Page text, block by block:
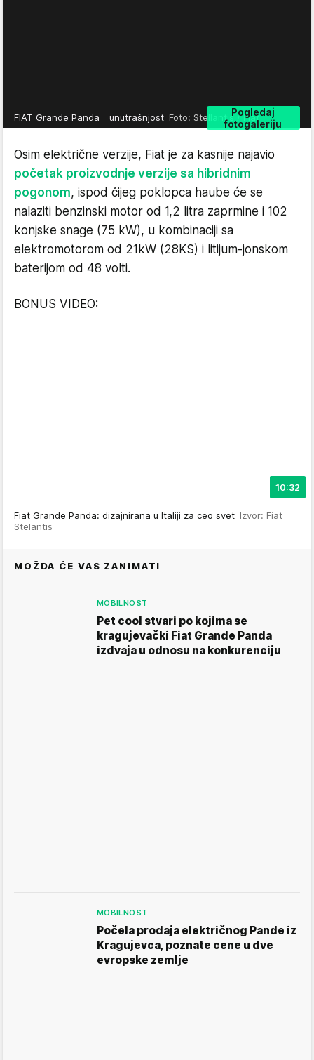
Pogledaj
fotogaleriju
FIAT Grande Panda _ unutrašnjost Foto: Stellantis / Fiat
Osim električne verzije, Fiat je za kasnije najavio
početak proizvodnje verzije sa hibridnim
pogonom, ispod čijeg poklopca haube će se
nalaziti benzinski motor od 1,2 litra zaprmine i 102
konjske snage (75 kW), u kombinaciji sa
elektromotorom od 21kW (28KS) i litijum-jonskom
baterijom od 48 volti.
BONUS VIDEO:
10:32
Fiat Grande Panda: dizajnirana u Italiji za ceo svet Izvor: Fiat
Stelantis
MOŽDA ĆE VAS ZANIMATI
MOBILNOST
Pet cool stvari po kojima se
kragujevački Fiat Grande Panda
izdvaja u odnosu na konkurenciju
MOBILNOST
Počela prodaja električnog Pande iz
Kragujevca, poznate cene u dve
evropske zemlje